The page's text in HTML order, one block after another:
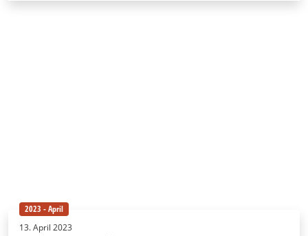
2023 - April
13. April 2023